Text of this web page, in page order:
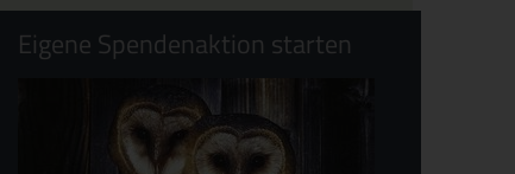
Eigene Spendenaktion starten